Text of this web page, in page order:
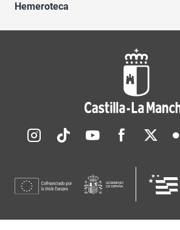
Hemeroteca
Redes sociales JCCM